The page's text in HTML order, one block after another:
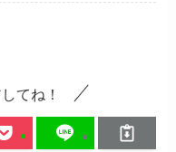
てね！